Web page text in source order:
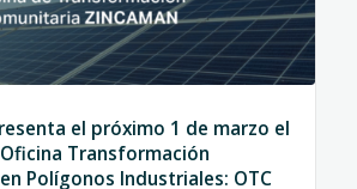
el próximo 1 de marzo el
Transformación
Polígonos Industriales: OTC